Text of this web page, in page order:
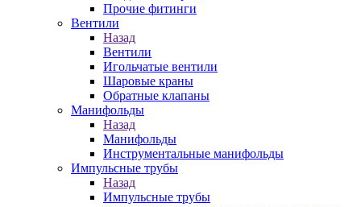
Прочие фитинги
Вентили
Назад
Вентили
Игольчатые вентили
Шаровые краны
Обратные клапаны
Манифольды
Назад
Манифольды
Инструментальные манифольды
Импульсные трубы
Назад
Импульсные трубы